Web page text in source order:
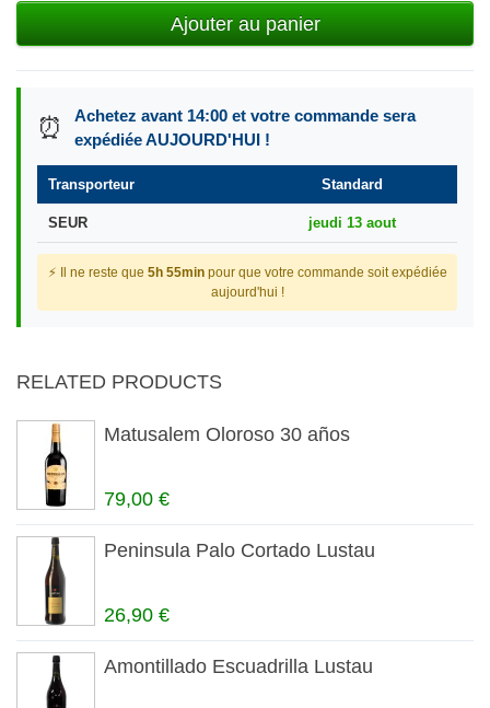
Ajouter au panier
⏰
Achetez avant 14:00 et votre commande sera
expédiée AUJOURD'HUI !
Transporteur Standard
SEUR jeudi 13 aout
⚡ Il ne reste que 5h 55minpour que votre commande soit expédiée
aujourd'hui !
RELATED PRODUCTS
Matusalem Oloroso 30 años
79,00 €
Peninsula Palo Cortado Lustau
26,90 €
Amontillado Escuadrilla Lustau